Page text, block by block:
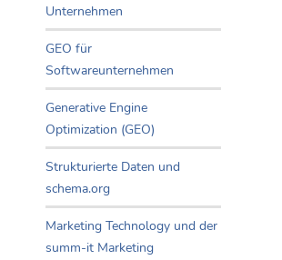
Unternehmen
GEO für
Softwareunternehmen
Generative Engine
Optimization (GEO)
Strukturierte Daten und
schema.org
Marketing Technology und der
summ-it Marketing